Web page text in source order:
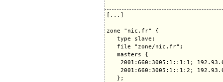
[...]
zone "nic.fr" {
   type slave;
   file "zone/nic.fr";
   masters {
2001:660:3005:1::1:1;
2001:660:3005:1::1:2;
   };